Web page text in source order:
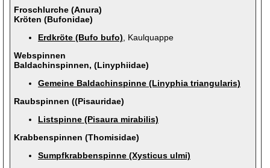
Froschlurche (Anura)
Kröten (Bufonidae)
Erdkröte (Bufo bufo) , Kaulquappe
Webspinnen
Baldachinspinnen, (Linyphiidae)
Gemeine Baldachinspinne (Linyphia triangularis)
Raubspinnen ((Pisauridae)
Listspinne (Pisaura mirabilis)
Krabbenspinnen (Thomisidae)
Sumpfkrabbenspinne (Xysticus ulmi)